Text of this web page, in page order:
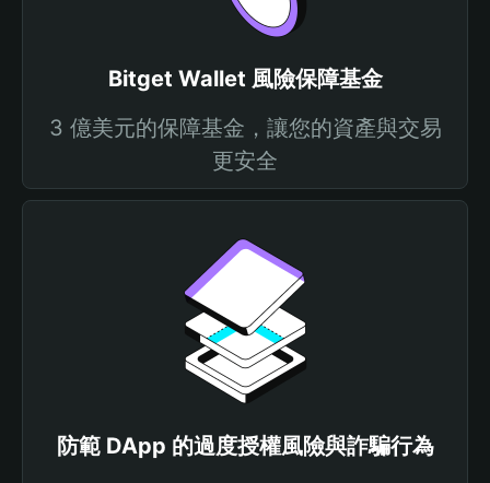
Bitget Wallet 風險保障基金
3 億美元的保障基金，讓您的資產與交易
更安全
防範 DApp 的過度授權風險與詐騙行為